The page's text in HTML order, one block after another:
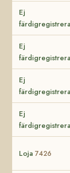
Ej
Ej
Ej
Ej
Loja 7426